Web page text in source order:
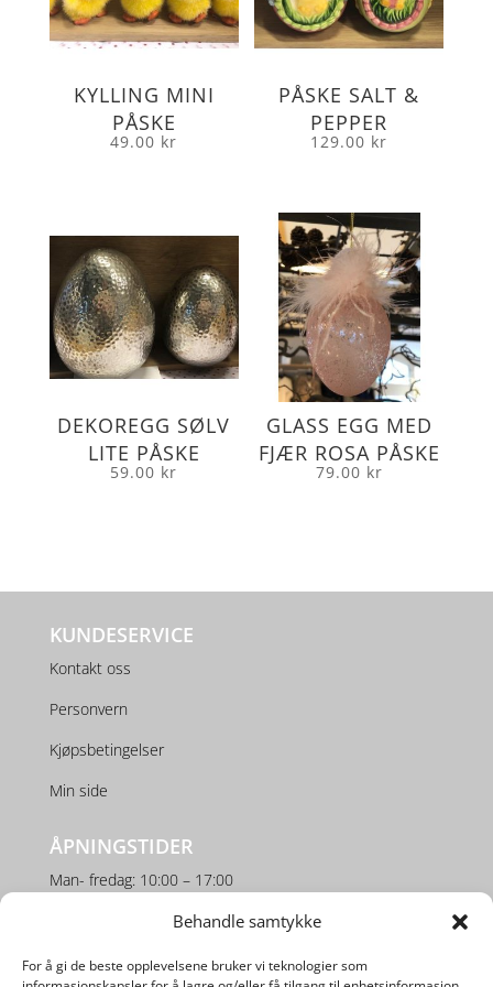
Behandle samtykke
For å gi de beste opplevelsene bruker vi teknologier som
KYLLING MINI
PÅSKE
49.00 kr
PÅSKE SALT &
PEPPER
129.00 kr
DEKOREGG SØLV
LITE PÅSKE
59.00 kr
GLASS EGG MED
FJÆR ROSA PÅSKE
79.00 kr
KUNDESERVICE
Kontakt oss
Personvern
Kjøpsbetingelser
Min side
ÅPNINGSTIDER
Man- fredag: 10:00 – 17:00
Lørdag: 10:00 – 16:00
SOSIALE MEDIER